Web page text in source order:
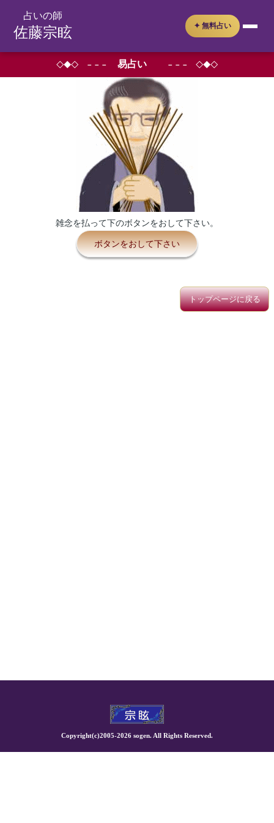
占いの師
佐藤宗眩 ✦ 無料占い
鑑定メニュー
無料占い
占い教室
SNS
イベント予定
鑑定申込
◇◆◇ －－－ 易占い －－－ ◇◆◇
雑念を払って下のボタンをおして下さい。
Copyright(c)2005-2026 sogen. All Rights Reserved.